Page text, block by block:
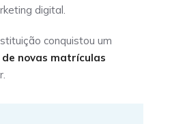
digital.
conquistou um
novas matrículas